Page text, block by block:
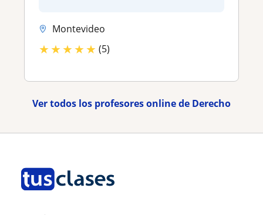
Montevideo
★★★★★ (5)
Ver todos los profesores online de Derecho